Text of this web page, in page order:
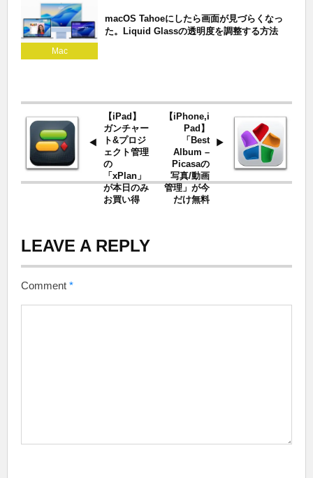
Mac
macOS Tahoeにしたら画面が見づらくなっ
た。Liquid Glassの透明度を調整する方法
【iPad】
ガンチャー
ト&プロジ
ェクト管理
の
「xPlan」
が本日のみ
お買い得
【iPhone,i
Pad】
「Best
Album –
Picasaの
写真/動画
管理」が今
だけ無料
LEAVE A REPLY
Comment *